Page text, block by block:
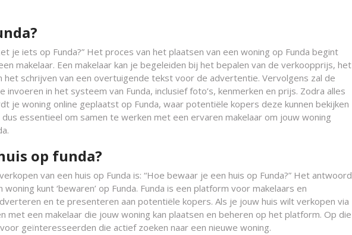
je iets op Funda?” Het proces van het plaatsen van een woning op Funda begint
makelaar. Een makelaar kan je begeleiden bij het bepalen van de verkoopprijs, het
het schrijven van een overtuigende tekst voor de advertentie. Vervolgens zal de
invoeren in het systeem van Funda, inclusief foto’s, kenmerken en prijs. Zodra alles
je woning online geplaatst op Funda, waar potentiële kopers deze kunnen bekijken
essentieel om samen te werken met een ervaren makelaar om jouw woning
op funda?
van een huis op Funda is: “Hoe bewaar je een huis op Funda?” Het antwoord
kunt ‘bewaren’ op Funda. Funda is een platform voor makelaars en
en te presenteren aan potentiële kopers. Als je jouw huis wilt verkopen via
met een makelaar die jouw woning kan plaatsen en beheren op het platform. Op die
geïnteresseerden die actief zoeken naar een nieuwe woning.